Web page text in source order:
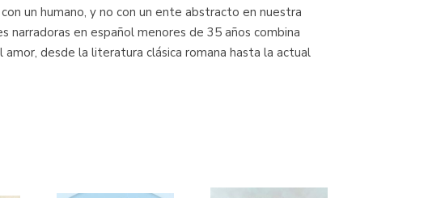
un humano, y no con un ente abstracto en nuestra
narradoras en español menores de 35 años combina
desde la literatura clásica romana hasta la actual